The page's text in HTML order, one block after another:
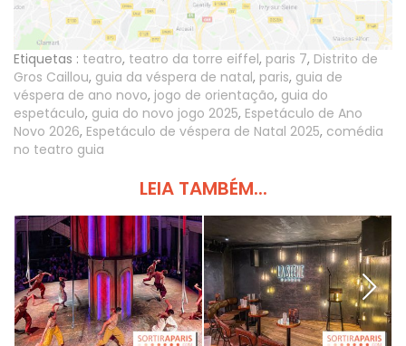
Etiquetas : teatro, teatro da torre eiffel, paris 7, Distrito de
Gros Caillou, guia da véspera de natal, paris, guia de
véspera de ano novo, jogo de orientação, guia do
espetáculo, guia do novo jogo 2025, Espetáculo de Ano
Novo 2026, Espetáculo de véspera de Natal 2025, comédia
no teatro guia
LEIA TAMBÉM...